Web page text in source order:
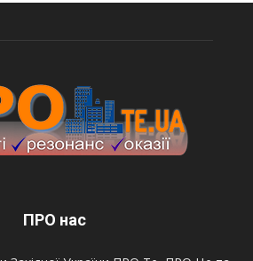
ПРО нас